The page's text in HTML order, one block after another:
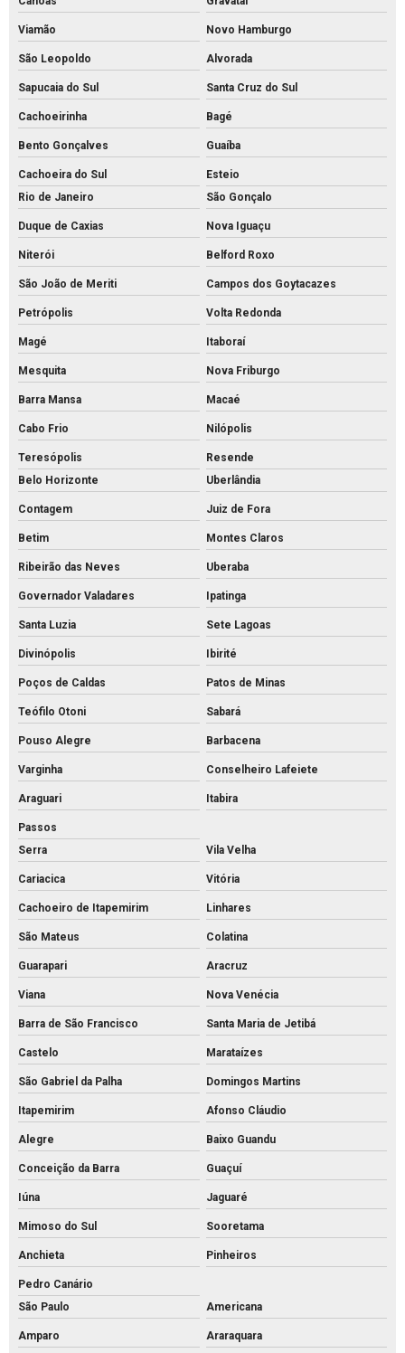
Fábrica de tijolos de cimento
Fábrica de tubo de concreto
Fabricante de piso intertravado
Fornecedor de piso intertravado
Fornecedor de tubos de concreto
Grelha de concreto para canaleta
Grelha de concreto pré moldado preço
Grelha de concreto pré moldado
Grelha de concreto preço
Grelha de concreto
Intertravado de concreto
Intertravados de concreto pisos
Meio fio de concreto para calçada
Meio fio de concreto comprar
Meio fio de concreto pré moldado
Meio fio de concreto preço
Meio fio de concreto valor
Meio fio de concreto a venda
Meio fio de concreto
Mourão de concreto para cerca comprar
Mourões de concreto para cerca preço
Mourões de concreto para cerca valores
Mourões de concreto para cerca
Mourões de concreto curvo
Palanque de concreto 10x10
Palanque de concreto para alambrado preço
Palanque de concreto para cerca a venda
Palanque concreto para cerca
Palanque de concreto preço
Palanque de concreto valor
Pavimentação bloco intertravado
Pavimentação intertravada preço
Pavimentação intertravada
Pavimentação piso intertravado
Pavimento intertravado de concreto
Viamão Novo Hamburgo
São Leopoldo Alvorada
Sapucaia do Sul Santa Cruz do Sul
Cachoeirinha Bagé
Bento Gonçalves Guaíba
Cachoeira do Sul
Esteio
Rio de Janeiro
São Gonçalo
Duque de Caxias Nova Iguaçu
Niterói Belford Roxo
São João de Meriti Campos dos Goytacazes
Petrópolis Volta Redonda
Magé Itaboraí
Mesquita Nova Friburgo
Barra Mansa Macaé
Cabo Frio Nilópolis
Teresópolis
Resende
Belo Horizonte
Uberlândia
Contagem Juiz de Fora
Betim Montes Claros
Ribeirão das Neves Uberaba
Governador Valadares Ipatinga
Santa Luzia Sete Lagoas
Divinópolis Ibirité
Poços de Caldas Patos de Minas
Teófilo Otoni Sabará
Pouso Alegre Barbacena
Varginha Conselheiro Lafeiete
Araguari Itabira
Passos
Serra
Vila Velha
Cariacica Vitória
Cachoeiro de Itapemirim Linhares
São Mateus Colatina
Guarapari Aracruz
Viana Nova Venécia
Barra de São Francisco Santa Maria de Jetibá
Castelo Marataízes
São Gabriel da Palha Domingos Martins
Itapemirim Afonso Cláudio
Alegre Baixo Guandu
Conceição da Barra Guaçuí
Iúna Jaguaré
Mimoso do Sul Sooretama
Anchieta Pinheiros
Pedro Canário
São Paulo
Americana
Amparo Araraquara